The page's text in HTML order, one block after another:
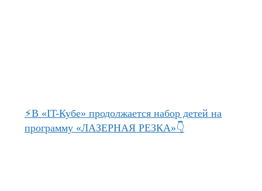
⚡В «IT-Кубе» продолжается набор детей на
программу «ЛАЗЕРНАЯ РЕЗКА»👇